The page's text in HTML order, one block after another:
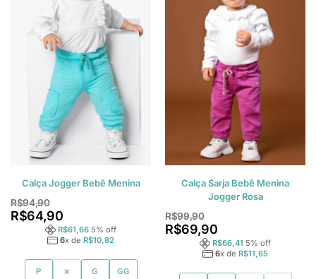
Calça Jogger Bebê Menina
R$94,90
R$64,90
R$61,66 5% off
6x de R$10,82
P M G GG
Calça Sarja Bebê Menina
Jogger Rosa
R$99,90
R$69,90
R$66,41 5% off
6x de R$11,65